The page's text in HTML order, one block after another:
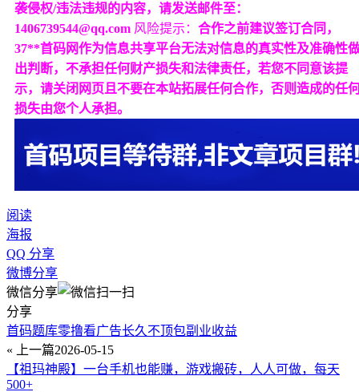
袭侵权/违法违规的内容，请发送邮件至：
1406739544@qq.com 风险提示： 合作之前建议签订合同，
37**首码网作为信息共享平台无法对信息的真实性及准确性
出判断，不承担任何财产损失和法律责任，若您不同意该提
示，请关闭网页且不要在本站拓展任何合作，否则造成的任
损失由您个人承担。
阅读
海报
QQ 分享
微博分享
微信分享
分享
首码题库零撸看广告长久不顶包副业收益
« 上一篇2026-05-15
【祖玛神殿】一台手机也能赚，游戏搬砖，人人可做，每天
500+